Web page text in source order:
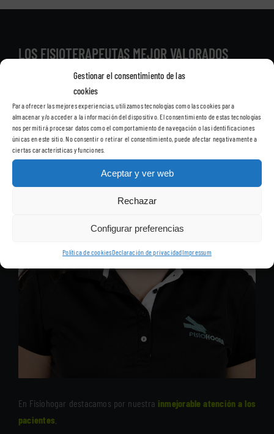
Gestionar el consentimiento de las
cookies
Para ofrecer las mejores experiencias, utilizamos tecnologías como las cookies para
almacenar y/o acceder a la información del dispositivo. El consentimiento de estas tecnologías
nos permitirá procesar datos como el comportamiento de navegación o las identificaciones
únicas en este sitio. No consentir o retirar el consentimiento, puede afectar negativamente a
ciertas características y funciones.
Aceptar y ver web
Rechazar
Configurar preferencias
Política de cookiesDeclaración de privacidadImpressum
LOS FISIOTERAPEUTAS MEJOR VALORADOS
En Fisiohogar destacamos por nuestra inmejorable atención a los
pacientes